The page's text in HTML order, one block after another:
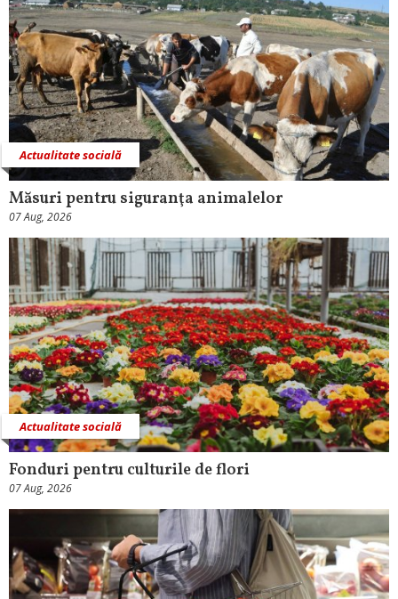
Actualitate socială
Măsuri pentru siguranţa animalelor
07 Aug, 2026
Actualitate socială
Fonduri pentru culturile de flori
07 Aug, 2026